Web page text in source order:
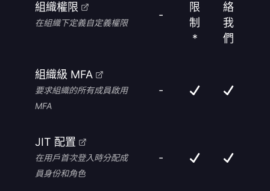
組織權限
在組織下定義自定義權限
-
限
制
*
絡
我
們
組織級 MFA
要求組織的所有成員啟用
MFA
-
JIT 配置
在用戶首次登入時分配成
員身份和角色
-